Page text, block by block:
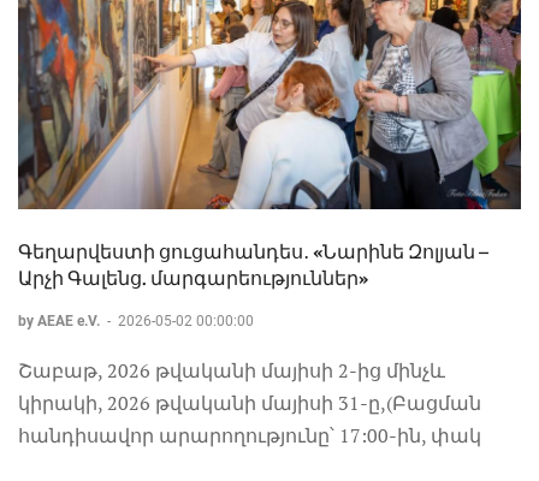
Գեղարվեստի ցուցահանդես․ «Նարինե Զոլյան –
Արչի Գալենց. մարգարեություններ»
by AEAE e.V. - 2026-05-02 00:00:00
Շաբաթ, 2026 թվականի մայիսի 2-ից մինչև
կիրակի, 2026 թվականի մայիսի 31-ը,(Բացման
հանդիսավոր արարողությունը՝ 17:00-ին, փակ